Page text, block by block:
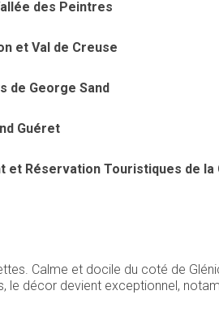
des Peintres
et Val de Creuse
de George Sand
Guéret
et Réservation Touristiques de la
Calme et docile du coté de
le décor devient exceptionnel,